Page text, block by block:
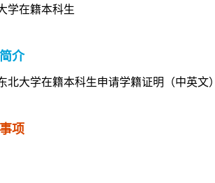
学在籍本科生
介
北大学在籍本科生申请学籍证明（中英文）
项